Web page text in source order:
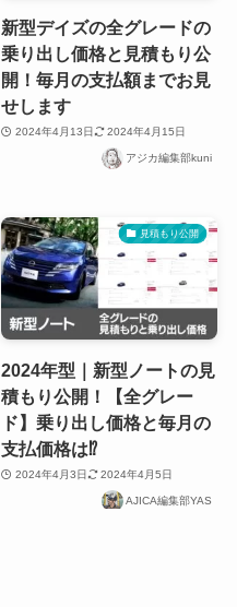
新型デイズの全グレードの
乗り出し価格と見積もり公
開！毎月の支払額までお見
せします
2024年4月13日 2024年4月15日
アジカ編集部kuni
見積もり公開
2024年型｜新型ノートの見
積もり公開！【全グレー
ド】乗り出し価格と毎月の
支払価格は⁉
2024年4月3日 2024年4月5日
AJICA編集部YAS